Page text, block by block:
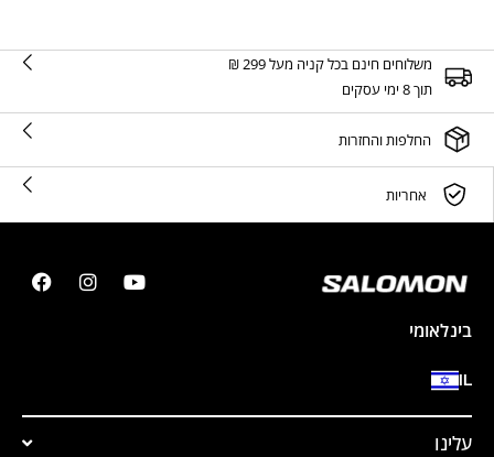
משלוחים חינם בכל קניה מעל 299 ₪
תוך 8 ימי עסקים
החלפות והחזרות
אחריות
בינלאומי
IL
עלינו